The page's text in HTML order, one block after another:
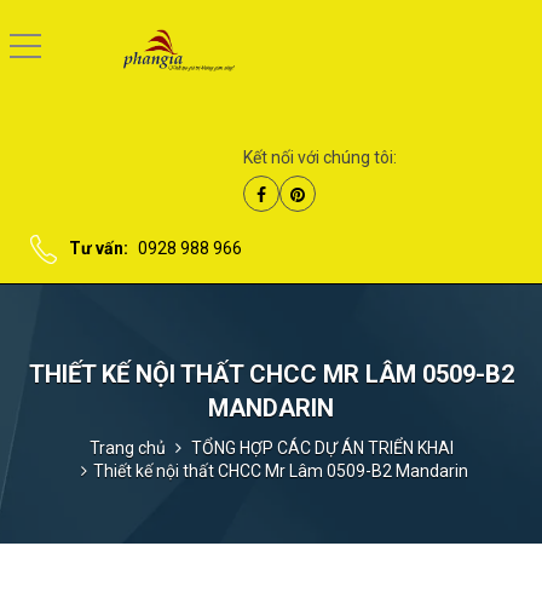
Kết nối với chúng tôi:
Tư vấn: 0928 988 966
THIẾT KẾ NỘI THẤT CHCC MR LÂM 0509-B2
MANDARIN
Trang chủ
TỔNG HỢP CÁC DỰ ÁN TRIỂN KHAI
Thiết kế nội thất CHCC Mr Lâm 0509-B2 Mandarin